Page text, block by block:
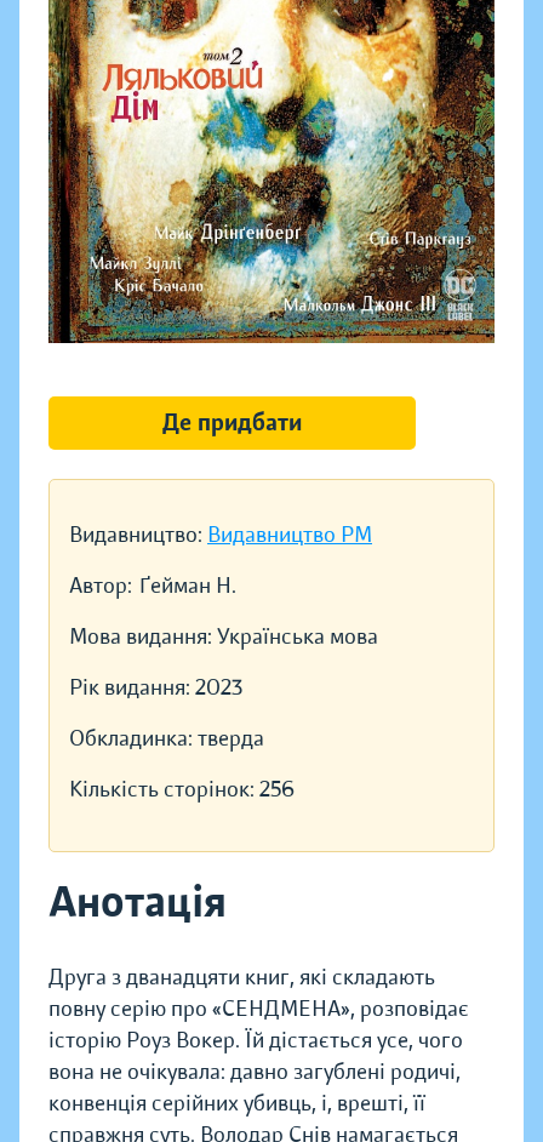
Видавництво: Видавництво РМ
Автор: Ґейман Н.
Мова видання: Українська мова
Рік видання: 2023
Обкладинка: тверда
Кількість сторінок: 256
Анотація
Друга з дванадцяти книг, які складають
повну серію про «СЕНДМЕНА», розповідає
історію Роуз Вокер. Їй дістається усе, чого
вона не очікувала: давно загублені родичі,
конвенція серійних убивць, і, врешті, її
справжня суть. Володар Снів намагається
Де придбати